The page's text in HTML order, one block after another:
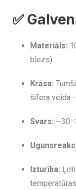
✅
Materiāls:
biezs)
Krāsa:
šīfera veida
Svars:
Izturība: